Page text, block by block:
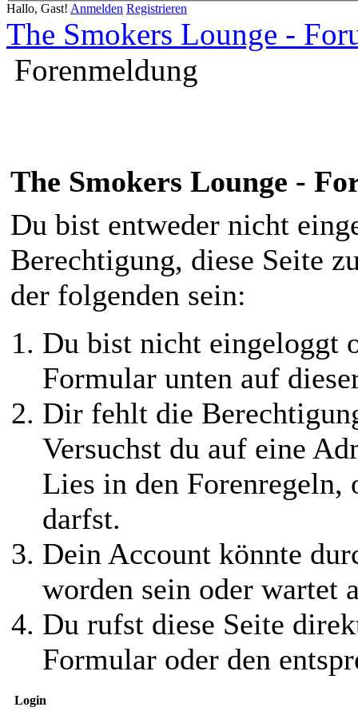
Hallo, Gast! Anmelden Registrieren
The Smokers Lounge -
Forenmeldung
The Smokers Lounge -
Du bist entweder nicht
Berechtigung, diese Seite
der folgenden sein:
Du bist nicht eingeloggt
Formular unten auf
Dir fehlt die
Versuchst du auf eine
Lies in den Forenregeln,
darfst.
Dein Account könnte
worden sein oder wartet
Du rufst diese Seite
Formular oder den
Login